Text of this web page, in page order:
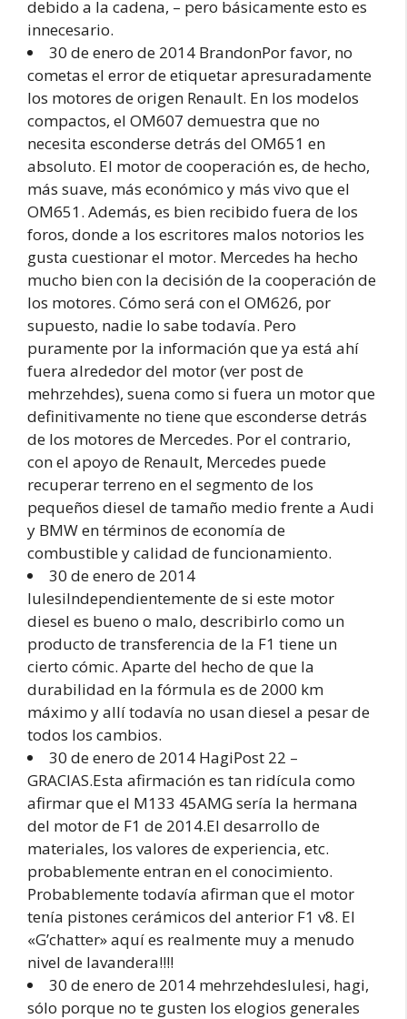
debido a la cadena, – pero básicamente esto es
innecesario.
30 de enero de 2014 BrandonPor favor, no
cometas el error de etiquetar apresuradamente
los motores de origen Renault. En los modelos
compactos, el OM607 demuestra que no
necesita esconderse detrás del OM651 en
absoluto. El motor de cooperación es, de hecho,
más suave, más económico y más vivo que el
OM651. Además, es bien recibido fuera de los
foros, donde a los escritores malos notorios les
gusta cuestionar el motor. Mercedes ha hecho
mucho bien con la decisión de la cooperación de
los motores. Cómo será con el OM626, por
supuesto, nadie lo sabe todavía. Pero
puramente por la información que ya está ahí
fuera alrededor del motor (ver post de
mehrzehdes), suena como si fuera un motor que
definitivamente no tiene que esconderse detrás
de los motores de Mercedes. Por el contrario,
con el apoyo de Renault, Mercedes puede
recuperar terreno en el segmento de los
pequeños diesel de tamaño medio frente a Audi
y BMW en términos de economía de
combustible y calidad de funcionamiento.
30 de enero de 2014
lulesiIndependientemente de si este motor
diesel es bueno o malo, describirlo como un
producto de transferencia de la F1 tiene un
cierto cómic. Aparte del hecho de que la
durabilidad en la fórmula es de 2000 km
máximo y allí todavía no usan diesel a pesar de
todos los cambios.
30 de enero de 2014 HagiPost 22 –
GRACIAS.Esta afirmación es tan ridícula como
afirmar que el M133 45AMG sería la hermana
del motor de F1 de 2014.El desarrollo de
materiales, los valores de experiencia, etc.
probablemente entran en el conocimiento.
Probablemente todavía afirman que el motor
tenía pistones cerámicos del anterior F1 v8. El
«G’chatter» aquí es realmente muy a menudo
nivel de lavandera!!!!
30 de enero de 2014 mehrzehdeslulesi, hagi,
sólo porque no te gusten los elogios generales